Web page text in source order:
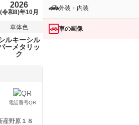
2026
(令和8)年10月
車体色
ルキーシル
ーメタリッ
ク
電話番号QR
産野原１８
外装・内装
車の画像